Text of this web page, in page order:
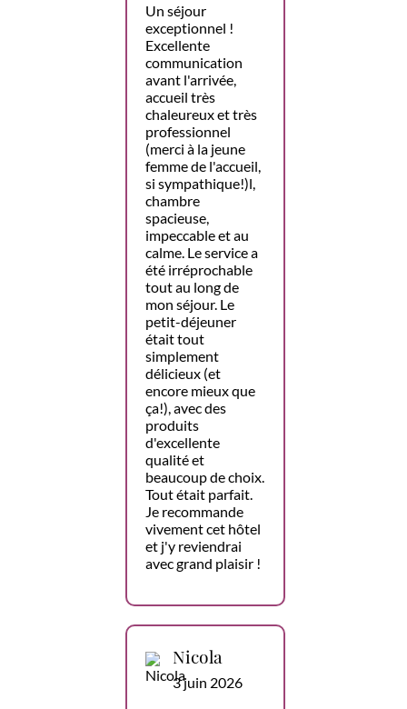
Un séjour
exceptionnel !
Excellente
communication
avant l'arrivée,
accueil très
chaleureux et très
professionnel
(merci à la jeune
femme de l'accueil,
si sympathique!)l,
chambre
spacieuse,
impeccable et au
calme. Le service a
été irréprochable
tout au long de
mon séjour. Le
petit-déjeuner
était tout
simplement
délicieux (et
encore mieux que
ça!), avec des
produits
d'excellente
qualité et
beaucoup de choix.
Tout était parfait.
Je recommande
vivement cet hôtel
et j'y reviendrai
avec grand plaisir !
Nicola
3 juin 2026